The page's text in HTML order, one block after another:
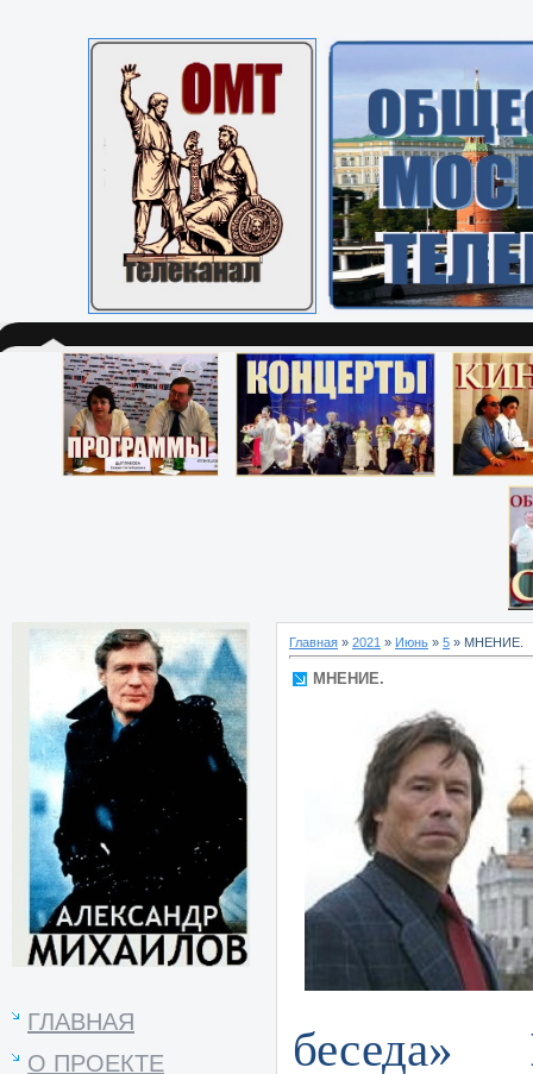
ГЛАВНАЯ
О ПРОЕКТЕ
Главная » 2021 » Июнь » 5 » МНЕНИЕ.
МНЕНИЕ.
беседа»